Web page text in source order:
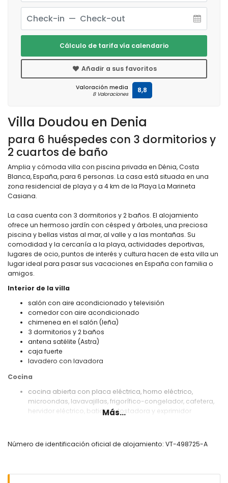
Villa Doudou en Denia
para 6 huéspedes con 3 dormitorios y
2 cuartos de baño
Amplia y cómoda villa con piscina privada en Dénia, Costa
Blanca, España, para 6 personas. La casa está situada en una
zona residencial de playa y a 4 km de la Playa La Marineta
Casiana.
La casa cuenta con 3 dormitorios y 2 baños. El alojamiento
ofrece un hermoso jardín con césped y árboles, una preciosa
piscina y bellas vistas al mar, al valle y a las montañas. Su
comodidad y la cercanía a la playa, actividades deportivas,
lugares de ocio, puntos de interés y cultura hacen de esta villa un
lugar ideal para pasar sus vacaciones en España con familia o
amigos.
Interior de la villa
salón con aire acondicionado y televisión
comedor con aire acondicionado
chimenea en el salón (leña)
3 dormitorios y 2 baños
antena satélite (Astra)
caja fuerte
lavadero con lavadora
Cocina
cocina abierta con placa eléctrica, horno eléctrico,
microondas, lavavajillas, frigorífico-congelador, cafetera,
hervidor eléctrico, batidora, tostadora y exprimidor
dormitorio con aire acondicionado, 2 camas individuales
Más...
Número de identificación oficial de alojamiento: VT-498725-A
Cálculo de tarifa vía calendario
Añadir a sus favoritos
Valoración media
8 Valoraciones 8,8